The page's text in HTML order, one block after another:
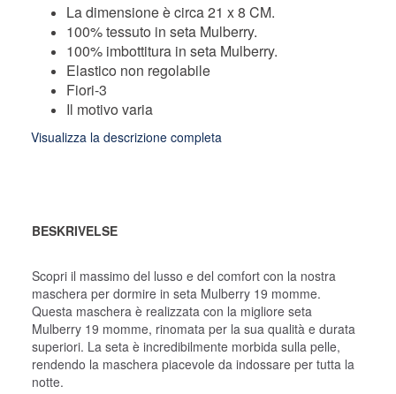
La dimensione è circa 21 x 8 CM.
100% tessuto in seta Mulberry.
100% imbottitura in seta Mulberry.
Elastico non regolabile
Fiori-3
Il motivo varia
Visualizza la descrizione completa
BESKRIVELSE
Scopri il massimo del lusso e del comfort con la nostra
maschera per dormire in seta Mulberry 19 momme.
Questa maschera è realizzata con la migliore seta
Mulberry 19 momme, rinomata per la sua qualità e durata
superiori. La seta è incredibilmente morbida sulla pelle,
rendendo la maschera piacevole da indossare per tutta la
notte.